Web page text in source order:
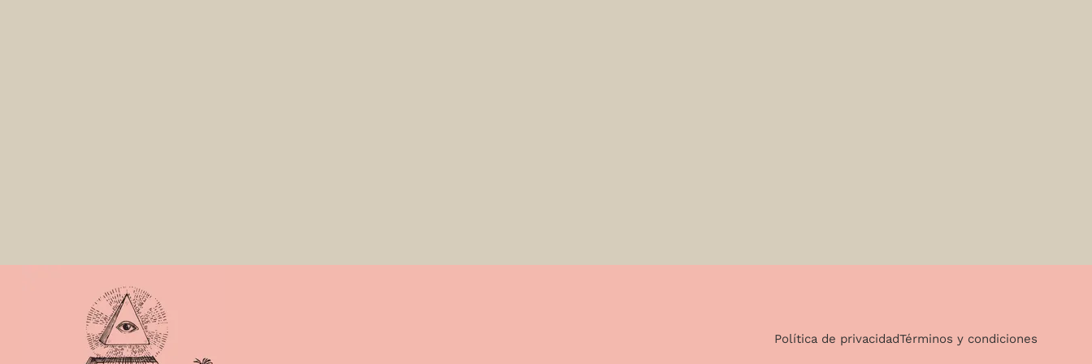
Política de privacidadTérminos y condiciones